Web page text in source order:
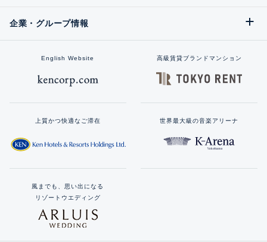
企業・グループ情報
English Website 高級賃貸ブランドマンション
上質かつ快適なご滞在 世界最大級の音楽アリーナ
風までも、思い出になる
リゾートウエディング